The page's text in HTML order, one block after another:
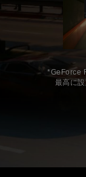
*GeForce
最高に